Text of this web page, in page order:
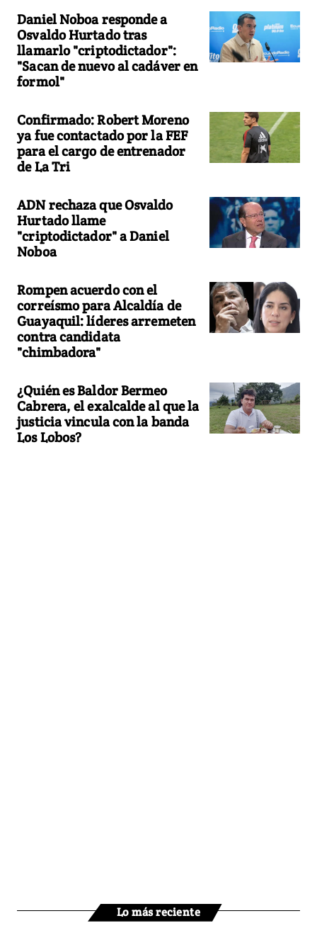
Daniel Noboa responde a
Osvaldo Hurtado tras
llamarlo "criptodictador":
"Sacan de nuevo al cadáver en
formol"
Confirmado: Robert Moreno
ya fue contactado por la FEF
para el cargo de entrenador
de La Tri
ADN rechaza que Osvaldo
Hurtado llame
"criptodictador" a Daniel
Noboa
Rompen acuerdo con el
correísmo para Alcaldía de
Guayaquil: líderes arremeten
contra candidata
"chimbadora"
¿Quién es Baldor Bermeo
Cabrera, el exalcalde al que la
justicia vincula con la banda
Los Lobos?
Lo más reciente